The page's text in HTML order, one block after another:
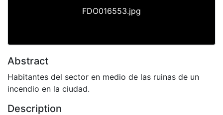
FDO016553.jpg
Abstract
Habitantes del sector en medio de las ruinas de un
incendio en la ciudad.
Description